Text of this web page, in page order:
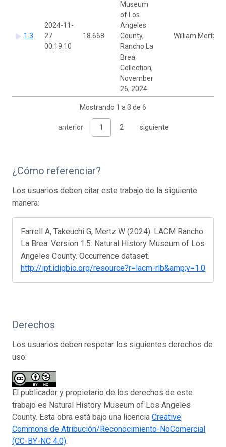
1.3
2024-11-
27
00:19:10
18.668
Museum
of Los
Angeles
County,
Rancho La
Brea
Collection,
November
26, 2024
William Mertz
Mostrando 1 a 3 de 6
anterior 1 2 siguiente
¿Cómo referenciar?
Los usuarios deben citar este trabajo de la siguiente
manera:
Farrell A, Takeuchi G, Mertz W (2024). LACM Rancho
La Brea. Version 1.5. Natural History Museum of Los
Angeles County. Occurrence dataset.
http://ipt.idigbio.org/resource?r=lacm-rlb&amp;v=1.0
Derechos
Los usuarios deben respetar los siguientes derechos de
uso:
El publicador y propietario de los derechos de este
trabajo es Natural History Museum of Los Angeles
County. Esta obra está bajo una licencia Creative
Commons de Atribución/Reconocimiento-NoComercial
(CC-BY-NC 4.0).